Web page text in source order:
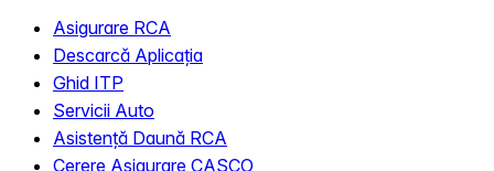
Asigurare RCA
Descarcă Aplicația
Ghid ITP
Servicii Auto
Asistență Daună RCA
Cerere Asigurare CASCO